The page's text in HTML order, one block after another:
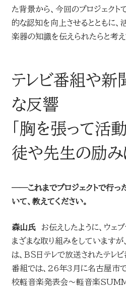
た背景から、今回のプロジェクト
的な認知を向上させるとともに
楽器の知識を伝えられたらと考え
テレビ番組や新
な反響
「胸を張って活
徒や先生の励み
──これまでプロジェクトで行っ
いて、教えてください。
森山氏お伝えしたように、ウェ
まざまな取り組みをしています
は、ＢＳ日テレで放送されたテレビ
番組では、26年3月に名古屋市
校軽音楽発表会～軽音楽